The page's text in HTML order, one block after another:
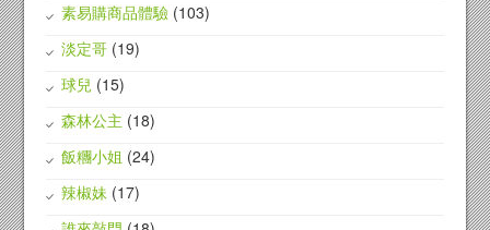
素易購商品體驗 (103)
淡定哥 (19)
球兒 (15)
森林公主 (18)
飯糰小姐 (24)
辣椒妹 (17)